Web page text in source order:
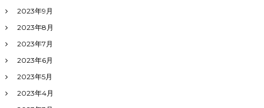
2023年9月
2023年8月
2023年7月
2023年6月
2023年5月
2023年4月